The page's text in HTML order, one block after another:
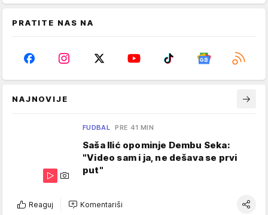
PRATITE NAS NA
NAJNOVIJE
FUDBAL PRE 41 MIN
Saša Ilić opominje Dembu Seka:
"Video sam i ja, ne dešava se prvi
put"
Reaguj Komentariši